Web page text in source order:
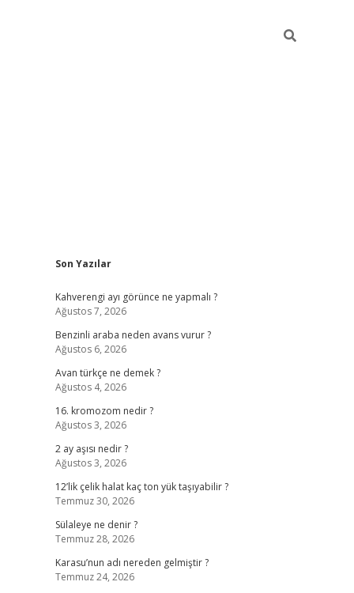
Sidebar
Son Yazılar
Kahverengi ayı görünce ne yapmalı ?
Ağustos 7, 2026
Benzinli araba neden avans vurur ?
Ağustos 6, 2026
Avan türkçe ne demek ?
Ağustos 4, 2026
16. kromozom nedir ?
Ağustos 3, 2026
2 ay aşısı nedir ?
Ağustos 3, 2026
12’lik çelik halat kaç ton yük taşıyabilir ?
Temmuz 30, 2026
Sülaleye ne denir ?
Temmuz 28, 2026
Karasu’nun adı nereden gelmiştir ?
Temmuz 24, 2026